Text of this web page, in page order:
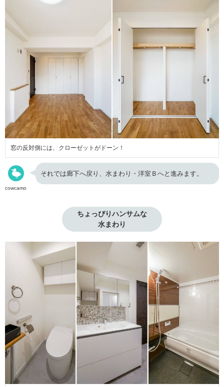
窓の反対側には、クローゼットがドーン！
cowcamo
それでは廊下へ戻り、水まわり・洋室Ｂへと進みます。
ちょっぴりハンサムな
水まわり